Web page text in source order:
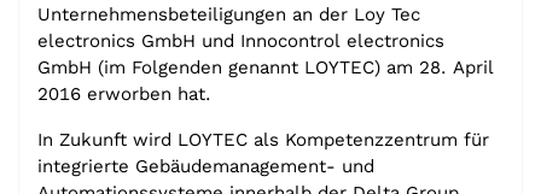
Unternehmensbeteiligungen an der Loy Tec
electronics GmbH und Innocontrol electronics
GmbH (im Folgenden genannt LOYTEC) am 28. April
2016 erworben hat.
In Zukunft wird LOYTEC als Kompetenzzentrum für
integrierte Gebäudemanagement- und